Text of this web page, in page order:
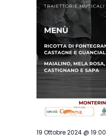
19 Ottobre 2024 @ 19:00